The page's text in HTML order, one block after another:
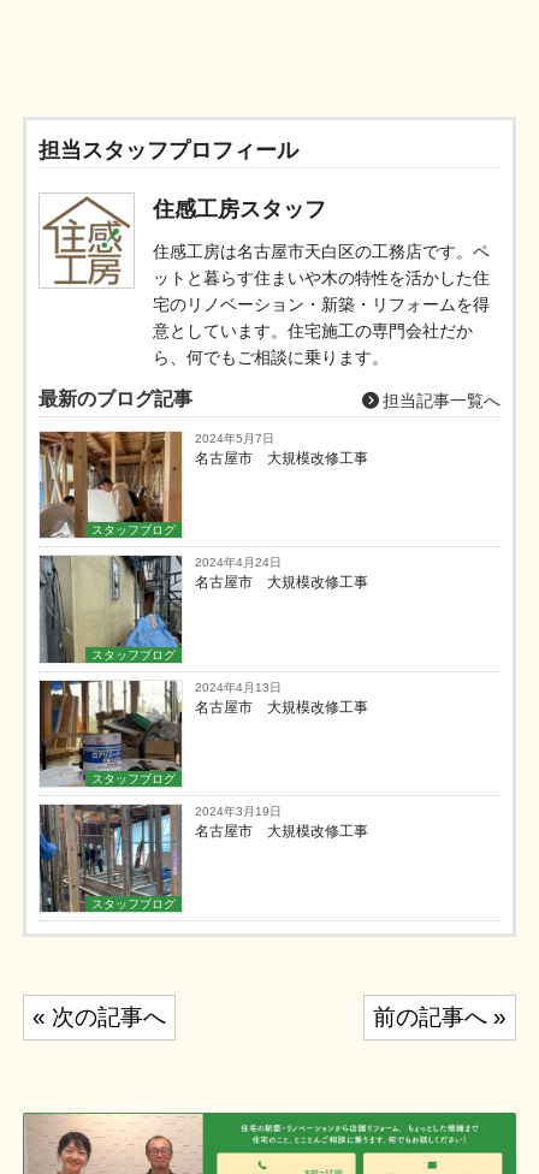
担当スタッフプロフィール
住感工房スタッフ
住感工房は名古屋市天白区の工務店です。ペ
ットと暮らす住まいや木の特性を活かした住
宅のリノベーション・新築・リフォームを得
意としています。住宅施工の専門会社だか
ら、何でもご相談に乗ります。
最新のブログ記事 担当記事一覧へ
スタッフブログ
2024年5月7日
名古屋市 大規模改修工事
スタッフブログ
2024年4月24日
名古屋市 大規模改修工事
スタッフブログ
2024年4月13日
名古屋市 大規模改修工事
スタッフブログ
2024年3月19日
名古屋市 大規模改修工事
投
稿
ビ
ゲ
前の記事へ »
« 次の記事へ